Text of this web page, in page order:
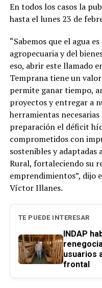
En todos los casos la
hasta el lunes 23 de
“Sabemos que el agua
agropecuaria y del
eso, abrir este llamado
Temprana tiene un
permite ganar tiempo,
proyectos y entregar a
herramientas
preparación el déficit
comprometidos con
sostenibles y adaptadas
Rural, fortaleciendo su
emprendimientos”, dijo
Víctor Illanes.
TE PUEDE INTERESAR
INDAP
usuarios
frontal